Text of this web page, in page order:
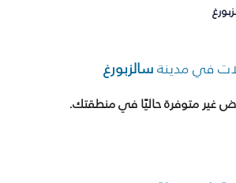
في مدينةسالزبورغ
غير متوفرة حاليًا في منطقتك.